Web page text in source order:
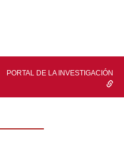
PORTAL DE LA INVESTIGACIÓN